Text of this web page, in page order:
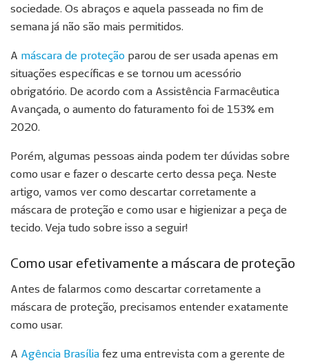
sociedade. Os abraços e aquela passeada no fim de
semana já não são mais permitidos.
A máscara de proteção parou de ser usada apenas em
situações específicas e se tornou um acessório
obrigatório. De acordo com a Assistência Farmacêutica
Avançada, o aumento do faturamento foi de 153% em
2020.
Porém, algumas pessoas ainda podem ter dúvidas sobre
como usar e fazer o descarte certo dessa peça. Neste
artigo, vamos ver como descartar corretamente a
máscara de proteção e como usar e higienizar a peça de
tecido. Veja tudo sobre isso a seguir!
Como usar efetivamente a máscara de proteção
Antes de falarmos como descartar corretamente a
máscara de proteção, precisamos entender exatamente
como usar.
A Agência Brasília fez uma entrevista com a gerente de